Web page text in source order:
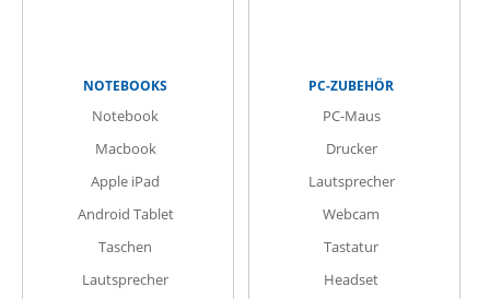
NOTEBOOKS
Notebook
Macbook
Apple iPad
Android Tablet
Taschen
Lautsprecher
PC-ZUBEHÖR
PC-Maus
Drucker
Lautsprecher
Webcam
Tastatur
Headset